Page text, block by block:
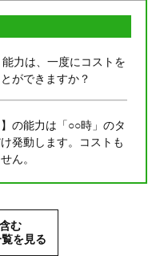
能力は、一度にコストを
ができますか？
の能力は「○○時」のタ
発動します。コストも
ん。
む
を見る